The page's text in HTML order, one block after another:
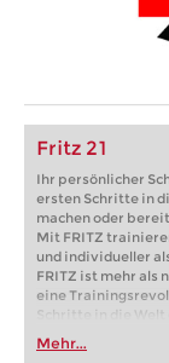
Fritz 21
Ihr persönlicher
ersten Schritte in
machen oder
Mit FRITZ
und individueller
FRITZ ist mehr als
eine
Schritte in die Welt
oder bereits auf
FRITZ trainieren
Mehr...